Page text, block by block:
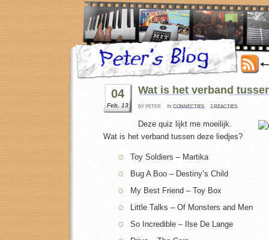
04
Feb, 13
Wat is het verband
BY PETER IN CONNECTIES 2 REACTIES
Deze quiz lijkt me moeilijk.
Wat is het verband tussen deze liedjes?
Toy Soldiers – Martika
Bug A Boo – Destiny’s Child
My Best Friend – Toy Box
Little Talks – Of Monsters and Men
So Incredible – Ilse De Lange